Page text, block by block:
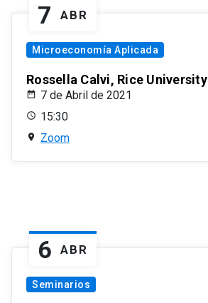
7 ABR
Microeconomía Aplicada
Rossella Calvi, Rice University
7 de Abril de 2021
15:30
Zoom
6 ABR
Seminarios